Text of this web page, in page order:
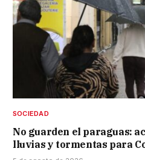
SOCIEDAD
No guarden el paraguas:
lluvias y tormentas para